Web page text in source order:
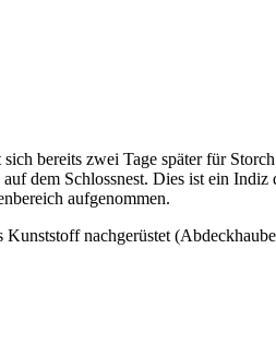
bereits zwei Tage später für
dem Schlossnest. Dies ist ein
aufgenommen.
nachgerüstet